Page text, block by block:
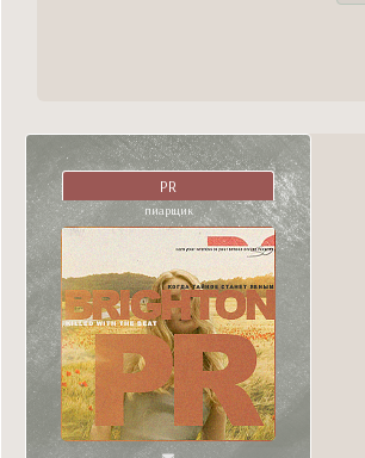
PR
пиарщик